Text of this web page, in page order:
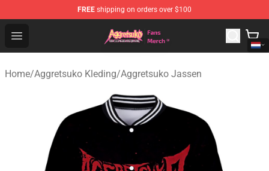
FREE shipping on orders over $100
Open menu
Aggretsuko Store - Official Aggretsuko Merchandise
Home/Aggretsuko Kleding/Aggretsuko Jassen